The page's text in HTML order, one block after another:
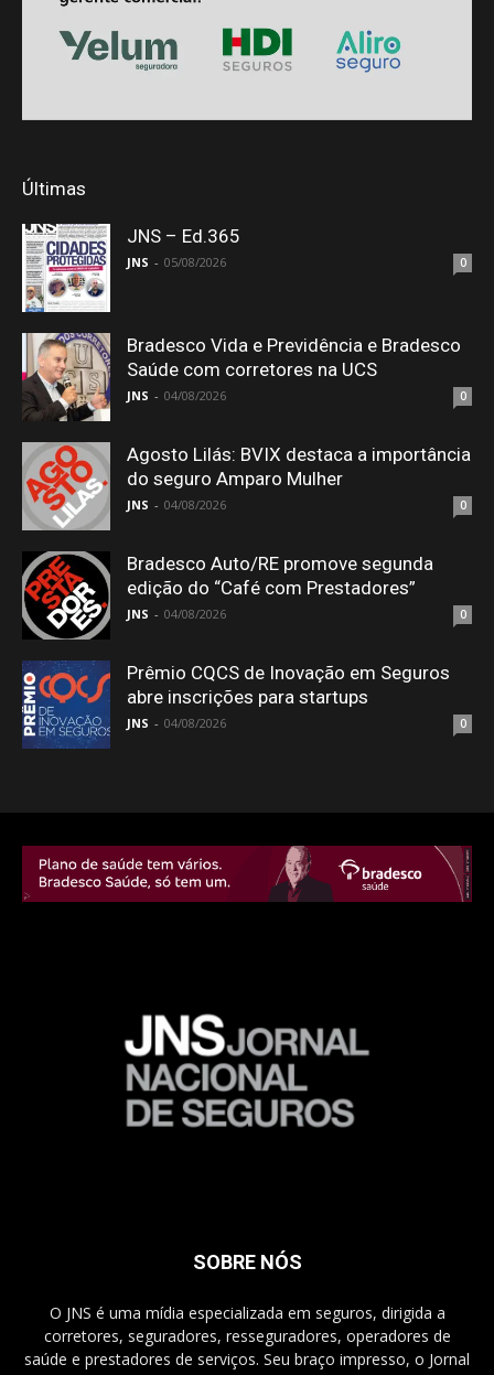
Últimas
JNS – Ed.365
JNS - 05/08/2026 0
Bradesco Vida e Previdência e Bradesco
Saúde com corretores na UCS
JNS - 04/08/2026 0
Agosto Lilás: BVIX destaca a importância
do seguro Amparo Mulher
JNS - 04/08/2026 0
Bradesco Auto/RE promove segunda
edição do “Café com Prestadores”
JNS - 04/08/2026 0
Prêmio CQCS de Inovação em Seguros
abre inscrições para startups
JNS - 04/08/2026 0
SOBRE NÓS
O JNS é uma mídia especializada em seguros, dirigida a
corretores, seguradores, resseguradores, operadores de
saúde e prestadores de serviços. Seu braço impresso, o Jornal